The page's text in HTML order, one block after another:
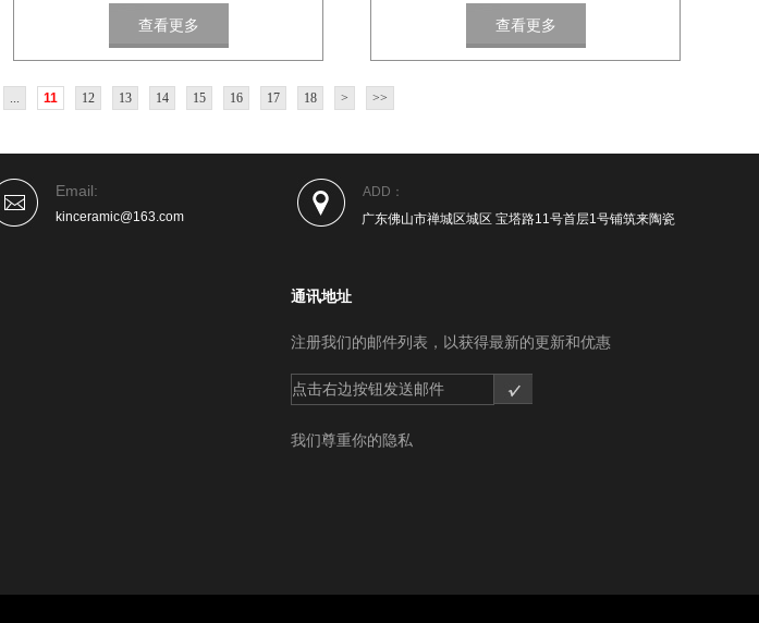
查看更多 查看更多
... 11 12 13 14 15 16 17 18 > >>
Email:
kinceramic@163.com
ADD：
广东佛山市禅城区城区 宝塔路11号首层1号铺筑来陶瓷
通讯地址
注册我们的邮件列表，以获得最新的更新和优惠
点击右边按钮发送邮件
我们尊重你的隐私